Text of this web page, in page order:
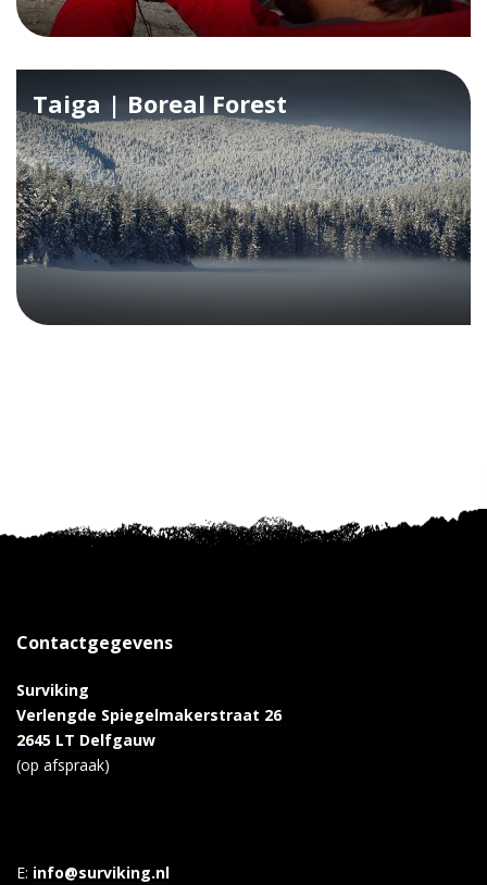
Taiga | Boreal Forest
Contactgegevens
Surviking
Verlengde Spiegelmakerstraat 26
2645 LT Delfgauw
(op afspraak)
E: info@surviking.nl